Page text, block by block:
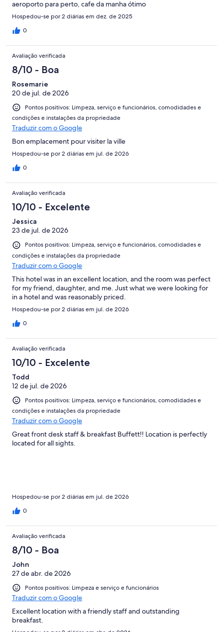
aeroporto para perto, cafe da manha ótimo
Hospedou-se por 2 diárias em dez. de 2025
0
Avaliação verificada
8/10 - Boa
Rosemarie
20 de jul. de 2026
Pontos positivos: Limpeza, serviço e funcionários, comodidades e
condições e instalações da propriedade
Traduzir com o Google
Bon emplacement pour visiter la ville
Hospedou-se por 2 diárias em jul. de 2026
0
Avaliação verificada
10/10 - Excelente
Jessica
23 de jul. de 2026
Pontos positivos: Limpeza, serviço e funcionários, comodidades e
condições e instalações da propriedade
Traduzir com o Google
This hotel was in an excellent location, and the room was perfect
for my friend, daughter, and me. Just what we were looking for
in a hotel and was reasonably priced.
Hospedou-se por 2 diárias em jul. de 2026
0
Avaliação verificada
10/10 - Excelente
Todd
12 de jul. de 2026
Pontos positivos: Limpeza, serviço e funcionários, comodidades e
condições e instalações da propriedade
Traduzir com o Google
Great front desk staff & breakfast Buffett!! Location is perfectly
located for all sights.
Hospedou-se por 2 diárias em jul. de 2026
0
Avaliação verificada
8/10 - Boa
John
27 de abr. de 2026
Pontos positivos: Limpeza e serviço e funcionários
Traduzir com o Google
Excellent location with a friendly staff and outstanding
breakfast.